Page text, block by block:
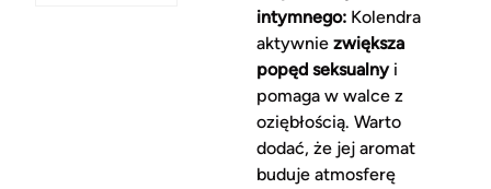
intymnego:Kolendra
aktywnie zwiększa
popęd seksualnyi
pomaga w walce z
oziębłością. Warto
dodać, że jej aromat
buduje atmosferę